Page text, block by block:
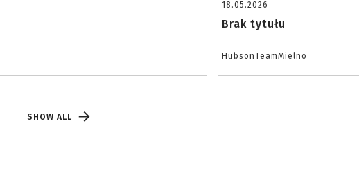
18.05.2026
Brak tytułu
HubsonTeamMielno
SHOW ALL